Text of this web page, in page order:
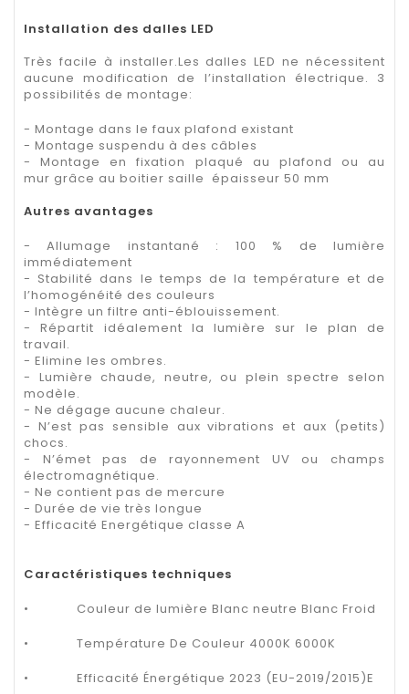
Installation des dalles LED
Très facile à installer.Les dalles LED ne nécessitent
aucune modification de l’installation électrique. 3
possibilités de montage:
- Montage dans le faux plafond existant
- Montage suspendu à des câbles
- Montage en fixation plaqué au plafond ou au
mur grâce au boitier saille épaisseur 50 mm
Autres avantages
- Allumage instantané : 100 % de lumière
immédiatement
- Stabilité dans le temps de la température et de
l’homogénéité des couleurs
- Intègre un filtre anti-éblouissement.
- Répartit idéalement la lumière sur le plan de
travail.
- Elimine les ombres.
- Lumière chaude, neutre, ou plein spectre selon
modèle.
- Ne dégage aucune chaleur.
- N’est pas sensible aux vibrations et aux (petits)
chocs.
- N’émet pas de rayonnement UV ou champs
électromagnétique.
- Ne contient pas de mercure
- Durée de vie très longue
- Efficacité Energétique classe A
Caractéristiques techniques
•
Couleur de lumière Blanc neutre Blanc Froid
•
Température De Couleur 4000K 6000K
•
Efficacité Énergétique 2023 (EU-2019/2015)E